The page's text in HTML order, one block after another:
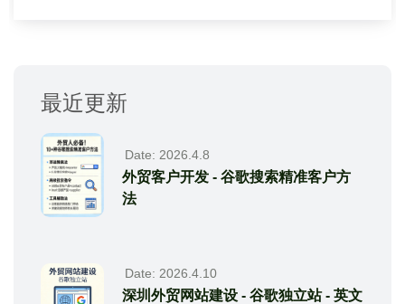
最近更新
Date: 2026.4.8
外贸客户开发 - 谷歌搜索精准客户方
法
Date: 2026.4.10
深圳外贸网站建设 - 谷歌独立站 - 英文